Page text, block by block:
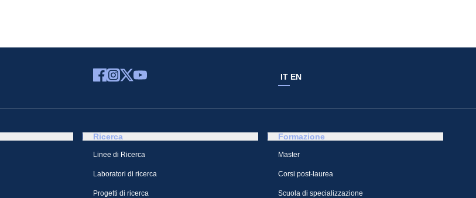
IT EN
Ricerca
Linee di Ricerca
Laboratori di ricerca
Progetti di ricerca
Formazione
Master
Corsi post-laurea
Scuola di specializzazione